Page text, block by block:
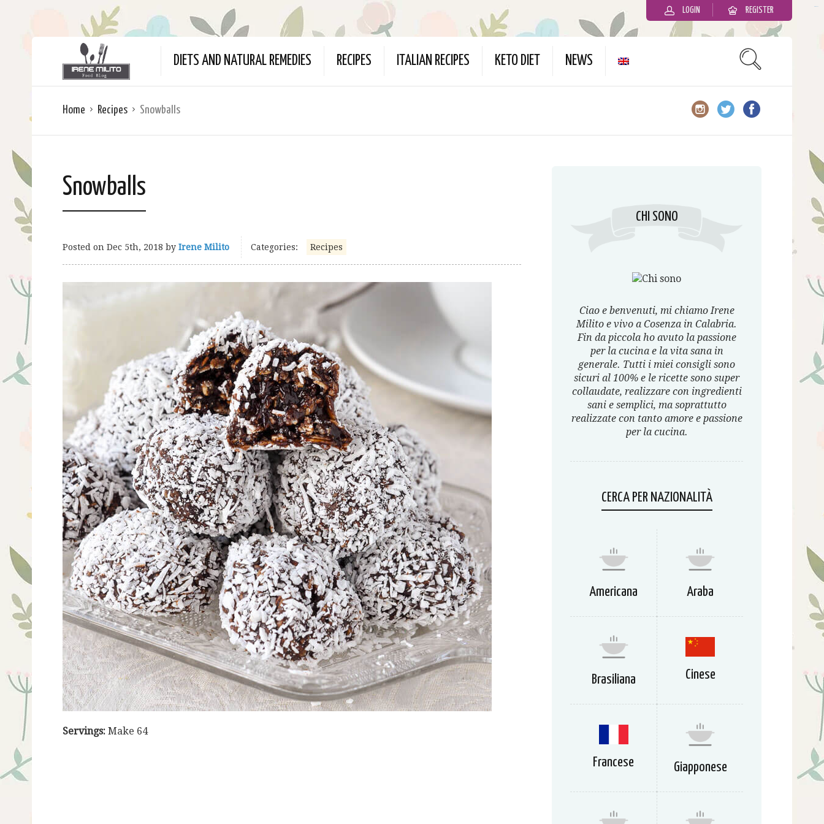
LOGIN REGISTER
DIETS AND NATURAL REMEDIES RECIPES ITALIAN RECIPES KETO DIET NEWS
Home Recipes Snowballs
Snowballs
Posted on Dec 5th, 2018 by Irene Milito Categories: Recipes
Servings: Make 64
CHI SONO
Ciao e benvenuti, mi chiamo Irene
Milito e vivo a Cosenza in Calabria.
Fin da piccola ho avuto la passione
per la cucina e la vita sana in
generale. Tutti i miei consigli sono
sicuri al 100% e le ricette sono super
collaudate, realizzare con ingredienti
sani e semplici, ma soprattutto
realizzate con tanto amore e passione
per la cucina.
CERCA PER NAZIONALITÀ
Americana Araba
Brasiliana Cinese
Francese Giapponese